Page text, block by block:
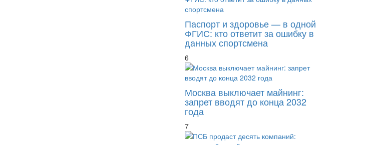
Паспорт и здоровье — в одной
ФГИС: кто ответит за ошибку в
данных спортсмена
6
Москва выключает майнинг:
запрет вводят до конца 2032
года
7